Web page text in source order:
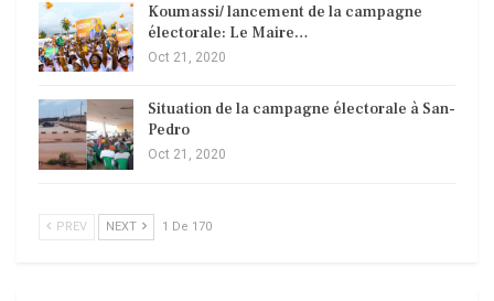
Koumassi/ lancement de la campagne
électorale: Le Maire…
Oct 21, 2020
Situation de la campagne électorale à San-
Pedro
Oct 21, 2020
PREV NEXT 1 De 170